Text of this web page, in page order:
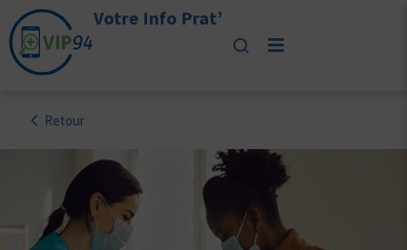
Votre Info Prat’
Retour